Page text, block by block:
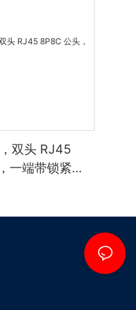
双头 RJ45
一端带锁紧螺